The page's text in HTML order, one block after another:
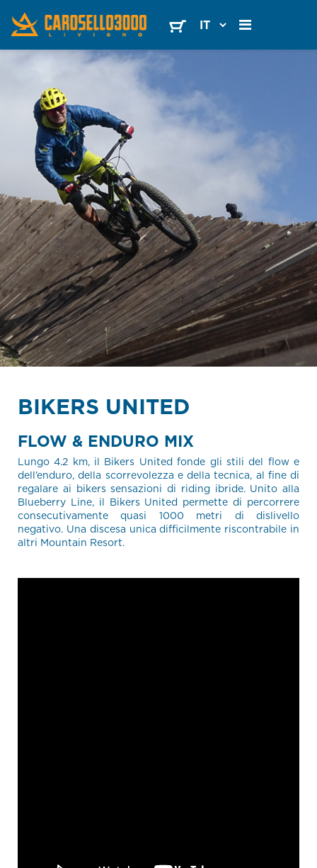
BIKERS UNITED
FLOW & ENDURO MIX
Lungo 4.2 km, il Bikers United fonde gli stili del flow e
dell’enduro, della scorrevolezza e della tecnica, al fine di
regalare ai bikers sensazioni di riding ibride. Unito alla
Blueberry Line, il Bikers United permette di percorrere
consecutivamente quasi 1000 metri di dislivello
negativo. Una discesa unica difficilmente riscontrabile in
altri Mountain Resort.